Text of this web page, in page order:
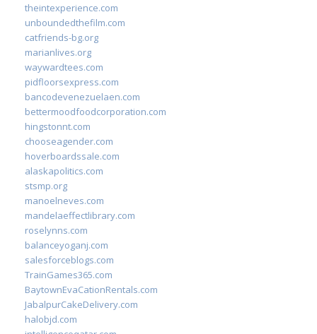
theintexperience.com
unboundedthefilm.com
catfriends-bg.org
marianlives.org
waywardtees.com
pidfloorsexpress.com
bancodevenezuelaen.com
bettermoodfoodcorporation.com
hingstonnt.com
chooseagender.com
hoverboardssale.com
alaskapolitics.com
stsmp.org
manoelneves.com
mandelaeffectlibrary.com
roselynns.com
balanceyoganj.com
salesforceblogs.com
TrainGames365.com
BaytownEvaCationRentals.com
JabalpurCakeDelivery.com
halobjd.com